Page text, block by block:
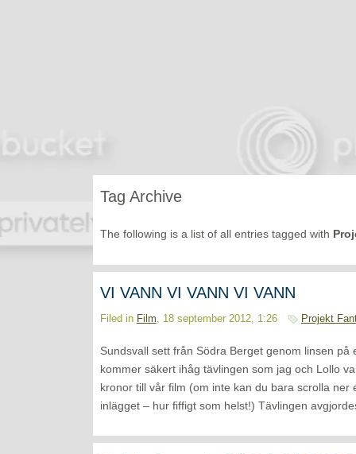
Tag Archive
The following is a list of all entries tagged with
VI VANN VI VANN VI VANN
Filed in Film , 18 september 2012, 1:26 Projekt
Sundsvall sett från Södra Berget genom linsen på
kommer säkert ihåg tävlingen som jag och Lollo
kronor till vår film (om inte kan du bara scrolla ner
inlägget – hur fiffigt som helst!) Tävlingen